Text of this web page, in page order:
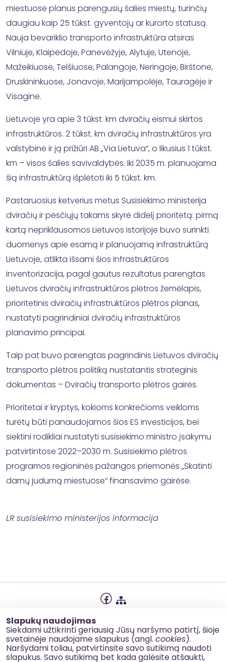
Slapukų naudojimas
Siekdami užtikrinti geriausią Jūsų naršymo patirtį, šioje
svetainėje naudojame slapukus (angl. cookies).
Naršydami toliau, patvirtinsite savo sutikimą naudoti
slapukus. Savo sutikimą bet kada galėsite atšaukti,
miestuose planus parengusių šalies miestų, turinčių
daugiau kaip 25 tūkst. gyventojų ar kurorto statusą.
Nauja bevariklio transporto infrastruktūra atsiras
Vilniuje, Klaipėdoje, Panevėžyje, Alytuje, Utenoje,
Mažeikiuose, Telšiuose, Palangoje, Neringoje, Birštone,
Druskininkuose, Jonavoje, Marijampolėje, Tauragėje ir
Visagine.
Lietuvoje yra apie 3 tūkst. km dviračių eismui skirtos
infrastruktūros. 2 tūkst. km dviračių infrastruktūros yra
valstybinė ir ją prižiūri AB „Via Lietuva“, o likusius 1 tūkst.
km – visos šalies savivaldybės. Iki 2035 m. planuojama
šią infrastruktūrą išplėtoti iki 5 tūkst. km.
Pastaruosius ketverius metus Susisiekimo ministerija
dviračių ir pėsčiųjų takams skyrė didelį prioritetą: pirmą
kartą nepriklausomos Lietuvos istorijoje buvo surinkti
duomenys apie esamą ir planuojamą infrastruktūrą
Lietuvoje, atlikta išsami šios infrastruktūros
inventorizacija, pagal gautus rezultatus parengtas
Lietuvos dviračių infrastruktūros plėtros žemėlapis,
prioritetinis dviračių infrastruktūros plėtros planas,
nustatyti pagrindiniai dviračių infrastruktūros
planavimo principai.
Taip pat buvo parengtas pagrindinis Lietuvos dviračių
transporto plėtros politiką nustatantis strateginis
dokumentas – Dviračių transporto plėtros gairės.
Prioritetai ir kryptys, kokioms konkrečioms veikloms
turėtų būti panaudojamos šios ES investicijos, bei
siektini rodikliai nustatyti susisiekimo ministro įsakymu
patvirtintose 2022–2030 m. Susisiekimo plėtros
programos regioninės pažangos priemonės „Skatinti
darnų judumą miestuose“ finansavimo gairėse.
LR susisiekimo ministerijos informacija
Slapukų naudojimas
Korupcijos prevencija
Kontaktai